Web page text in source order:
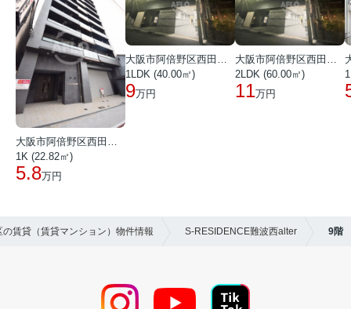
1K (22.82㎡)
5.8万円
1LDK (40.00㎡)
9万円
2LDK (60.00㎡)
11万円
賃貸（賃貸マンション）物件情報 S-RESIDENCE難波西alter 9階